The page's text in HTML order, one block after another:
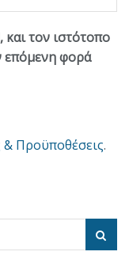
τον ιστότοπο
επόμενη φορά
Προϋποθέσεις.